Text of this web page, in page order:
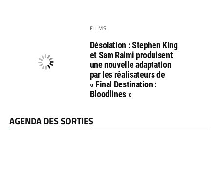
FILMS
Désolation : Stephen King
et Sam Raimi produisent
une nouvelle adaptation
par les réalisateurs de
« Final Destination :
Bloodlines »
AGENDA DES SORTIES